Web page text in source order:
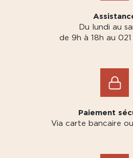
Du lundi au
de 9h à 18h au 021
Paiement
Via carte bancaire